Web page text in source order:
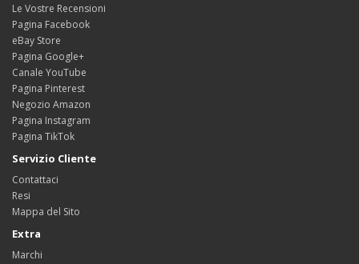
Le Vostre Recensioni
Pagina Facebook
eBay Store
Pagina Google+
Canale YouTube
Pagina Pinterest
Negozio Amazon
Pagina Instagram
Pagina TikTok
Servizio Cliente
Contattaci
Resi
Mappa del Sito
Extra
Marchi